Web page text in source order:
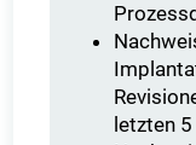
letzten